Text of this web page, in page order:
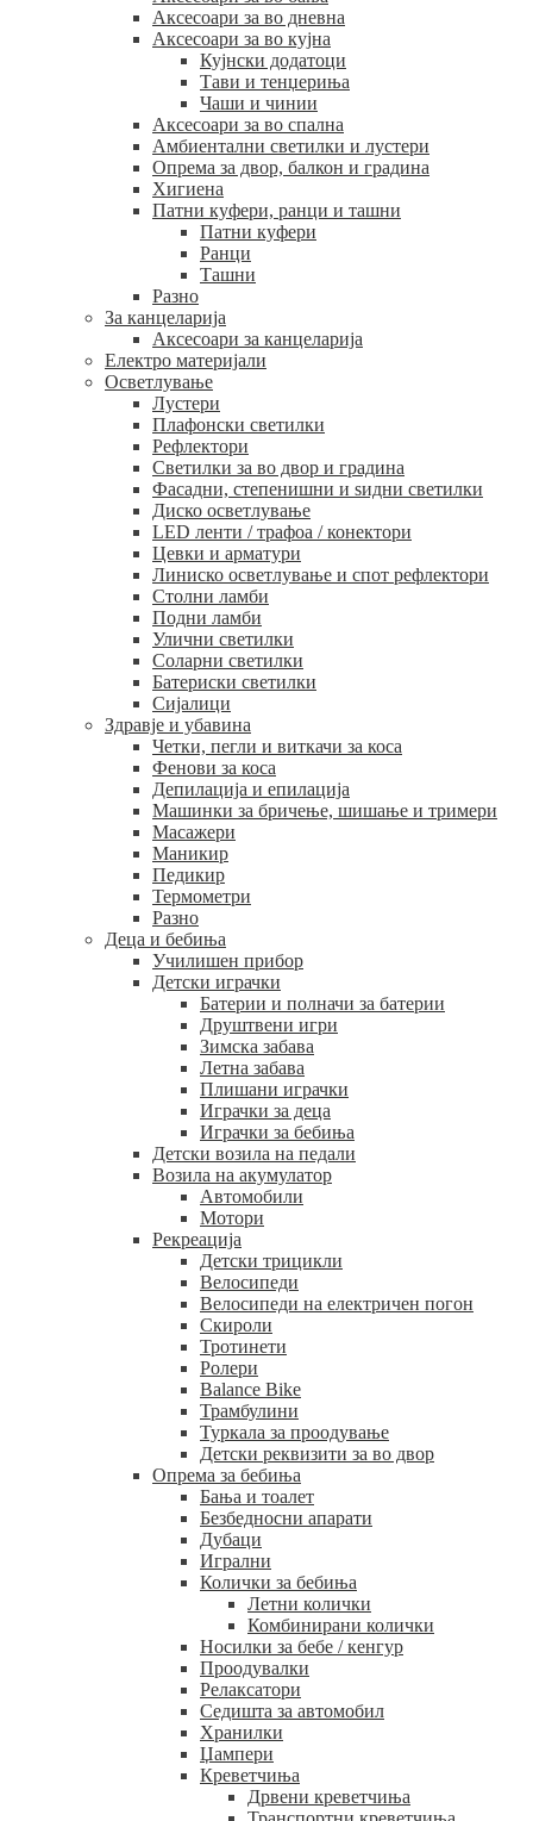
Аксесоари за во дневна
Аксесоари за во кујна
Кујнски додатоци
Тави и тенџериња
Чаши и чинии
Аксесоари за во спална
Амбиентални светилки и лустери
Опрема за двор, балкон и градина
Хигиена
Патни куфери, ранци и ташни
Патни куфери
Ранци
Ташни
Разно
За канцеларија
Аксесоари за канцеларија
Електро материјали
Осветлување
Лустери
Плафонски светилки
Рефлектори
Светилки за во двор и градина
Фасадни, степенишни и ѕидни светилки
Диско осветлување
LED ленти / трафоа / конектори
Цевки и арматури
Линиско осветлување и спот рефлектори
Столни ламби
Подни ламби
Улични светилки
Соларни светилки
Батериски светилки
Сијалици
Здравје и убавина
Четки, пегли и виткачи за коса
Фенови за коса
Депилација и епилација
Машинки за бричење, шишање и тримери
Масажери
Маникир
Педикир
Термометри
Разно
Деца и бебиња
Училишен прибор
Детски играчки
Батерии и полначи за батерии
Друштвени игри
Зимска забава
Летна забава
Плишани играчки
Играчки за деца
Играчки за бебиња
Детски возила на педали
Возила на акумулатор
Автомобили
Мотори
Рекреација
Детски трицикли
Велосипеди
Велосипеди на електричен погон
Скироли
Тротинети
Ролери
Balance Bike
Трамбулини
Туркала за проодување
Детски реквизити за во двор
Опрема за бебиња
Бања и тоалет
Безбедносни апарати
Дубаци
Игрални
Колички за бебиња
Летни колички
Комбинирани колички
Носилки за бебе / кенгур
Проодувалки
Релаксатори
Седишта за автомобил
Хранилки
Џампери
Креветчиња
Дрвени креветчиња